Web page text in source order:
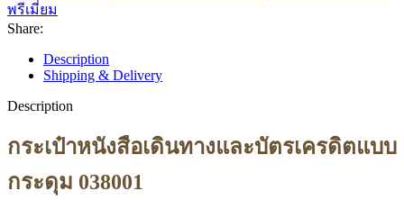
พรีเมี่ยม
Share:
Description
Shipping & Delivery
Description
กระเป๋าหนังสือเดินทางและบัตรเครดิตแบบ
กระดุม 038001